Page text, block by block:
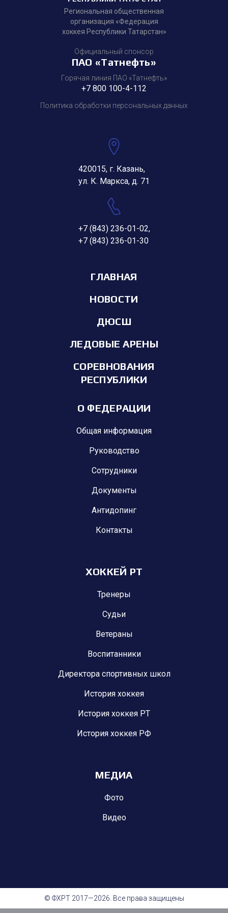
Региональная общественная
организация «Федерация
хоккея Республики Татарстан»
Официальный спонсор
ПАО «Татнефть»
Горячая линия ПАО «Татнефть»
+7 800 100-4-112
Политика обработки персональных данных
420015, г. Казань,
ул. К. Маркса, д. 71
+7 (843) 236-01-02,
+7 (843) 236-01-30
ГЛАВНАЯ
НОВОСТИ
ДЮСШ
ЛЕДОВЫЕ АРЕНЫ
СОРЕВНОВАНИЯ
РЕСПУБЛИКИ
О ФЕДЕРАЦИИ
Общая информация
Руководство
Сотрудники
Документы
Антидопинг
Контакты
ХОККЕЙ РТ
Тренеры
Судьи
Ветераны
Воспитанники
Директора спортивных школ
История хоккея
История хоккея РТ
История хоккея РФ
МЕДИА
Фото
Видео
© ФХРТ 2017—2026. Все права защищены